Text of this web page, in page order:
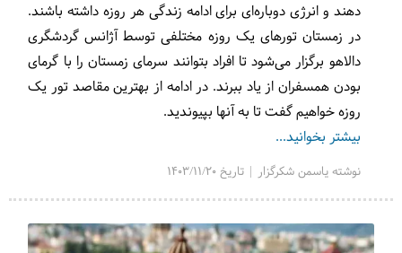
دهند و انرژی دوباره‌ای برای ادامه زندگی هر روزه داشته باشند.
در زمستان تورهای یک روزه مختلفی توسط آژانس گردشگری
دالاهو برگزار می‌شود تا افراد بتوانند سرمای زمستان را با گرمای
بودن همسفران از یاد ببرند. در ادامه از بهترین مقاصد تور یک
روزه خواهیم گفت تا به آنها بپیوندید.
بیشتر بخوانید...
نوشته یاسمن شکرگزار | تاریخ 1403/11/20